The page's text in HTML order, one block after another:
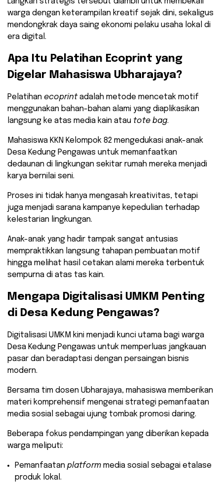
warga dengan keterampilan kreatif sejak dini, sekaligus
mendongkrak daya saing ekonomi pelaku usaha lokal di
era digital.
​Apa Itu Pelatihan Ecoprint yang
Digelar Mahasiswa Ubharajaya?
​Pelatihan ecoprintadalah metode mencetak motif
menggunakan bahan-bahan alami yang diaplikasikan
langsung ke atas media kain atau tote bag.
Mahasiswa KKN Kelompok 82 mengedukasi anak-anak
Desa Kedung Pengawas untuk memanfaatkan
dedaunan di lingkungan sekitar rumah mereka menjadi
karya bernilai seni.
​Proses ini tidak hanya mengasah kreativitas, tetapi
juga menjadi sarana kampanye kepedulian terhadap
kelestarian lingkungan.
Anak-anak yang hadir tampak sangat antusias
mempraktikkan langsung tahapan pembuatan motif
hingga melihat hasil cetakan alami mereka terbentuk
sempurna di atas tas kain.
​Mengapa Digitalisasi UMKM Penting
di Desa Kedung Pengawas?
​Digitalisasi UMKM kini menjadi kunci utama bagi warga
Desa Kedung Pengawas untuk memperluas jangkauan
pasar dan beradaptasi dengan persaingan bisnis
modern.
Bersama tim dosen Ubharajaya, mahasiswa memberikan
materi komprehensif mengenai strategi pemanfaatan
media sosial sebagai ujung tombak promosi daring.
​Beberapa fokus pendampingan yang diberikan kepada
warga meliputi:
​Pemanfaatan platform media sosial sebagai etalase
produk lokal.